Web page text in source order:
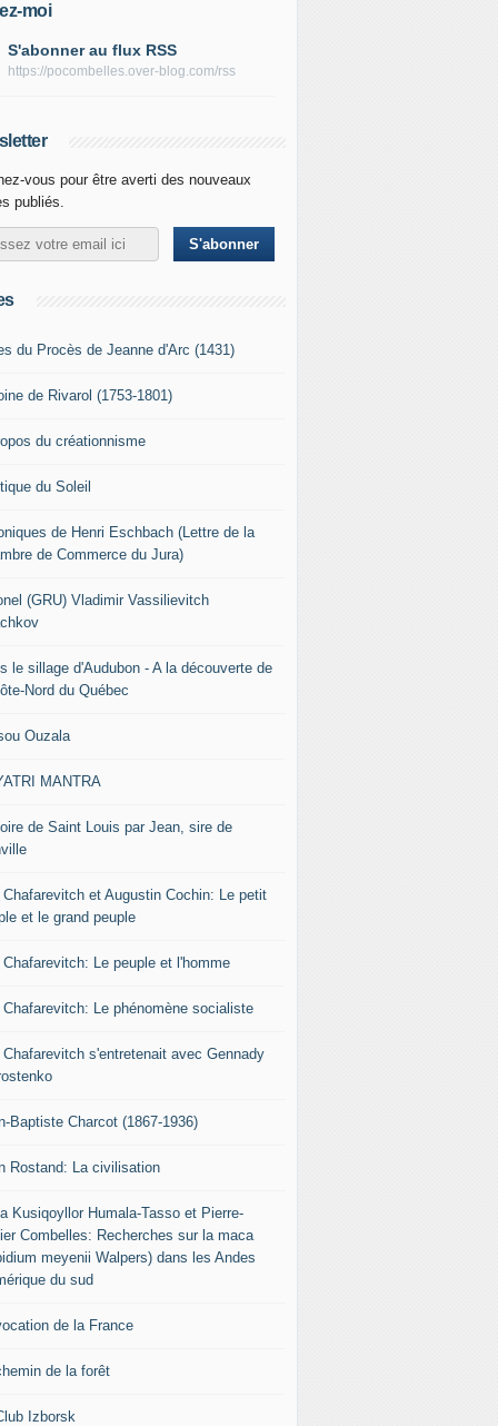
moi
S'abonner au flux RSS
https://pocombelles.over-blog.com/rss
vous pour être averti des nouveaux
publiés.
du Procès de Jeanne d'Arc (1431)
de Rivarol (1753-1801)
du créationnisme
du Soleil
de Henri Eschbach (Lettre de la
de Commerce du Jura)
(GRU) Vladimir Vassilievitch
le sillage d'Audubon - A la découverte de
Nord du Québec
Ouzala
MANTRA
de Saint Louis par Jean, sire de
Chafarevitch et Augustin Cochin: Le petit
et le grand peuple
Chafarevitch: Le peuple et l'homme
Chafarevitch: Le phénomène socialiste
Chafarevitch s'entretenait avec Gennady
Baptiste Charcot (1867-1936)
Rostand: La civilisation
Kusiqoyllor Humala-Tasso et Pierre-
Combelles: Recherches sur la maca
meyenii Walpers) dans les Andes
du sud
de la France
de la forêt
Izborsk